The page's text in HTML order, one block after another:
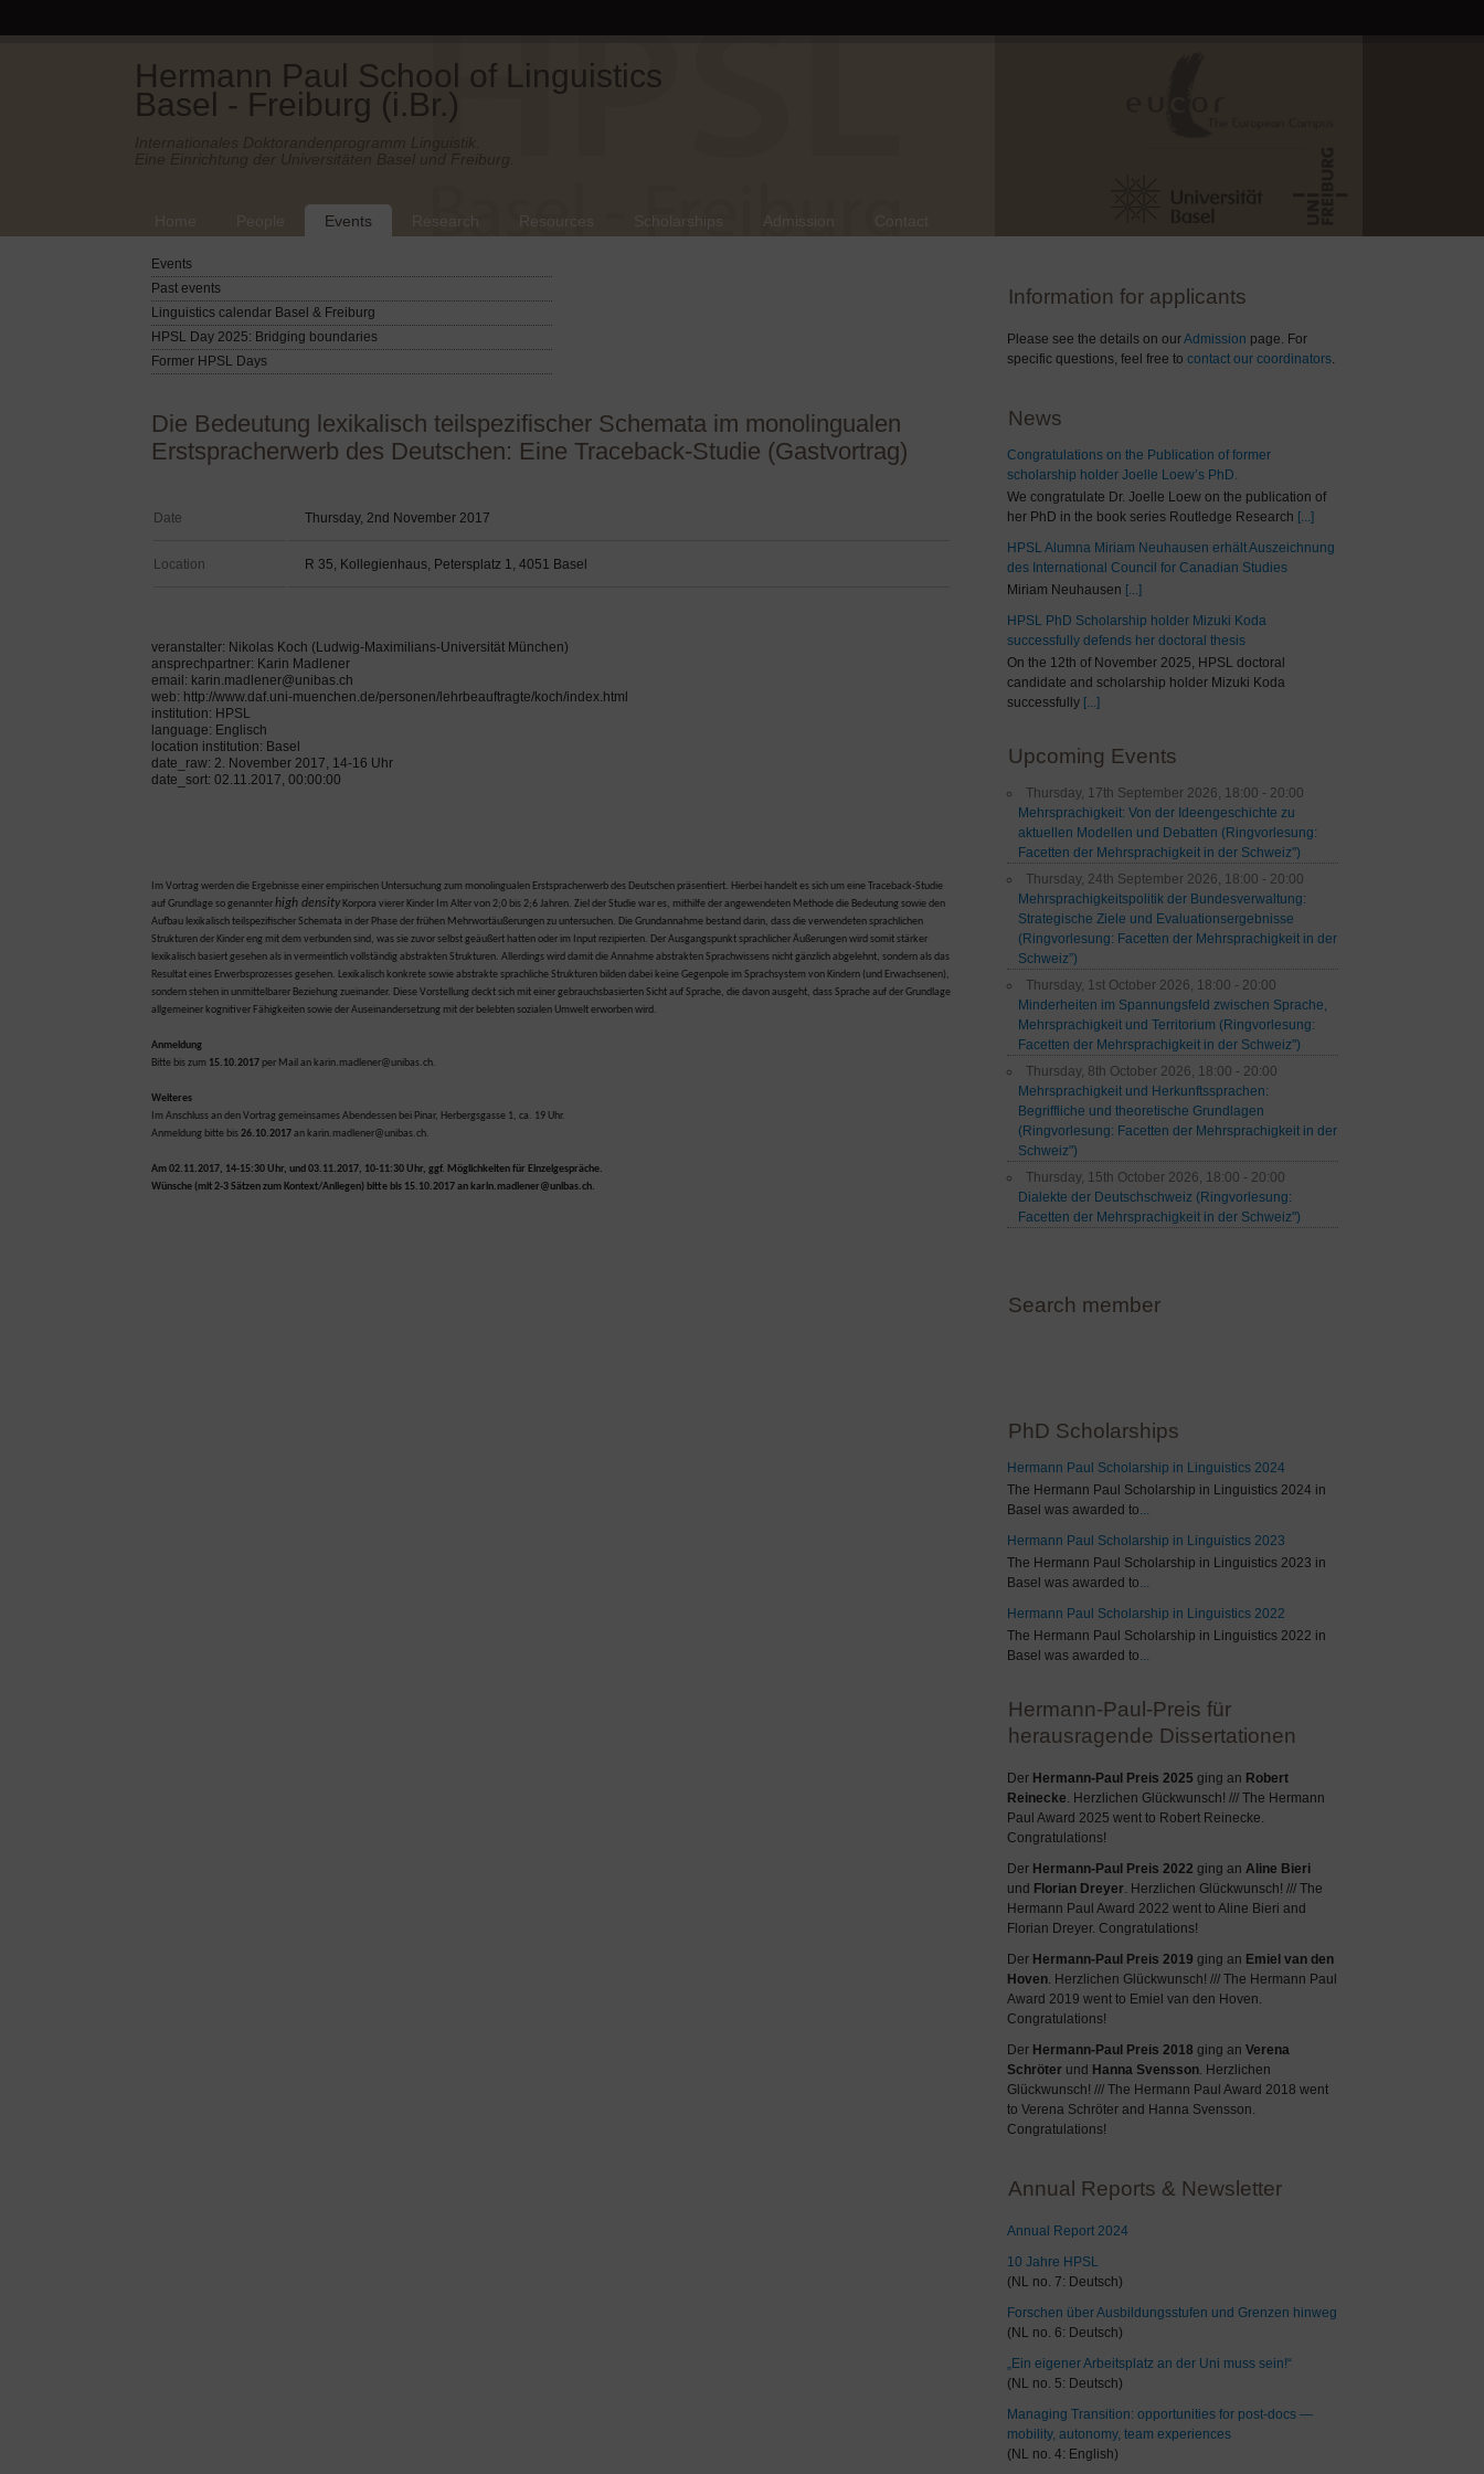
Hermann Paul School of Linguistics
Basel - Freiburg (i.Br.)
Events
Events
Past events
Linguistics calendar Basel & Freiburg
HPSL Day 2025: Bridging boundaries
Former HPSL Days
Die Bedeutung lexikalisch teilspezifischer Schemata im monolingualen
Erstspracherwerb des Deutschen: Eine Traceback-Studie (Gastvortrag)
Date Thursday, 2nd November 2017
Location R 35, Kollegienhaus, Petersplatz 1, 4051 Basel
veranstalter: Nikolas Koch (Ludwig-Maximilians-Universität München)
ansprechpartner: Karin Madlener
email: karin.madlener@unibas.ch
web: http://www.daf.uni-muenchen.de/personen/lehrbeauftragte/koch/index.html
institution: HPSL
language: Englisch
location institution: Basel
date_raw: 2. November 2017, 14-16 Uhr
date_sort: 02.11.2017, 00:00:00
Im Vortrag werden die Ergebnisse einer empirischen Untersuchung zum monolingualen Erstspracherwerb des Deutschen präsentiert. Hierbei handelt es sich um eine Traceback-Studie
auf Grundlage so genannterhigh densityKorpora vierer Kinder Im Alter von 2;0 bis 2;6 Jahren. Ziel der Studie war es, mithilfe der angewendeten Methode die Bedeutung sowie den
Aufbau lexikalisch teilspezifischer Schemata in der Phase der frühen Mehrwortäußerungen zu untersuchen. Die Grundannahme bestand darin, dass die verwendeten sprachlichen
Strukturen der Kinder eng mit dem verbunden sind, was sie zuvor selbst geäußert hatten oder im Input rezipierten. Der Ausgangspunkt sprachlicher Äußerungen wird somit stärker
lexikalisch basiert gesehen als in vermeintlich vollständig abstrakten Strukturen. Allerdings wird damit die Annahme abstrakten Sprachwissens nicht gänzlich abgelehnt, sondern als das
Resultat eines Erwerbsprozesses gesehen. Lexikalisch konkrete sowie abstrakte sprachliche Strukturen bilden dabei keine Gegenpole im Sprachsystem von Kindern (und Erwachsenen),
sondern stehen in unmittelbarer Beziehung zueinander. Diese Vorstellung deckt sich mit einer gebrauchsbasierten Sicht auf Sprache, die davon ausgeht, dass Sprache auf der Grundlage
allgemeiner kognitiver Fähigkeiten sowie der Auseinandersetzung mit der belebten sozialen Umwelt erworben wird.
Anmeldung
Bitte bis zum 15.10.2017 per Mail an karin.madlener@unibas.ch.
Weiteres
Im Anschluss an den Vortrag gemeinsames Abendessen bei Pinar, Herbergsgasse 1, ca. 19 Uhr.
Anmeldung bitte bis26.10.2017an karin.madlener@unibas.ch.
Am 02.11.2017, 14-15:30 Uhr, und 03.11.2017, 10-11:30 Uhr, ggf. Möglichkeiten für Einzelgespräche.
Wünsche (mit 2-3 Sätzen zum Kontext/Anliegen) bitte bis 15.10.2017 an karin.madlener@unibas.ch.
Information for applicants
Please see the details on ourAdmission page. For
specific questions, feel free to contact our coordinators.
News
Congratulations on the Publication of former
scholarship holder Joelle Loew’s PhD.
We congratulate Dr. Joelle Loew on the publication of
her PhD in the book series Routledge Research [...]
HPSL Alumna Miriam Neuhausen erhält Auszeichnung
des International Council for Canadian Studies
Miriam Neuhausen [...]
HPSL PhD Scholarship holder Mizuki Koda
successfully defends her doctoral thesis
On the 12th of November 2025, HPSL doctoral
candidate and scholarship holder Mizuki Koda
successfully [...]
Upcoming Events
Thursday, 17th September 2026, 18:00 - 20:00
Mehrsprachigkeit: Von der Ideengeschichte zu
aktuellen Modellen und Debatten (Ringvorlesung:
Facetten der Mehrsprachigkeit in der Schweiz")
Thursday, 24th September 2026, 18:00 - 20:00
Mehrsprachigkeitspolitik der Bundesverwaltung:
Strategische Ziele und Evaluationsergebnisse
(Ringvorlesung: Facetten der Mehrsprachigkeit in der
Schweiz”)
Thursday, 1st October 2026, 18:00 - 20:00
Minderheiten im Spannungsfeld zwischen Sprache,
Mehrsprachigkeit und Territorium (Ringvorlesung:
Facetten der Mehrsprachigkeit in der Schweiz")
Thursday, 8th October 2026, 18:00 - 20:00
Mehrsprachigkeit und Herkunftssprachen:
Begriffliche und theoretische Grundlagen
(Ringvorlesung: Facetten der Mehrsprachigkeit in der
Schweiz")
Thursday, 15th October 2026, 18:00 - 20:00
Dialekte der Deutschschweiz (Ringvorlesung:
Facetten der Mehrsprachigkeit in der Schweiz")
Search member
PhD Scholarships
Hermann Paul Scholarship in Linguistics 2024
The Hermann Paul Scholarship in Linguistics 2024 in
Basel was awarded to...
Hermann Paul Scholarship in Linguistics 2023
The Hermann Paul Scholarship in Linguistics 2023 in
Basel was awarded to...
Hermann Paul Scholarship in Linguistics 2022
The Hermann Paul Scholarship in Linguistics 2022 in
Basel was awarded to...
Hermann-Paul-Preis für
herausragende Dissertationen
Der Hermann-Paul Preis 2025 ging an Robert
Reinecke. Herzlichen Glückwunsch! /// The Hermann
Paul Award 2025 went to Robert Reinecke.
Congratulations!
Der Hermann-Paul Preis 2022 ging an Aline Bieri
und Florian Dreyer. Herzlichen Glückwunsch! /// The
Hermann Paul Award 2022 went to Aline Bieri and
Florian Dreyer. Congratulations!
Der Hermann-Paul Preis 2019 ging an Emiel van den
Hoven. Herzlichen Glückwunsch! /// The Hermann Paul
Award 2019 went to Emiel van den Hoven.
Congratulations!
Der Hermann-Paul Preis 2018 ging an Verena
Schröter und Hanna Svensson. Herzlichen
Glückwunsch! /// The Hermann Paul Award 2018 went
to Verena Schröter and Hanna Svensson.
Congratulations!
Annual Reports & Newsletter
Annual Report 2024
10 Jahre HPSL
(NL no. 7: Deutsch)
Forschen über Ausbildungsstufen und Grenzen hinweg
(NL no. 6: Deutsch)
„Ein eigener Arbeitsplatz an der Uni muss sein!“
(NL no. 5: Deutsch)
Managing Transition: opportunities for post-docs —
mobility, autonomy, team experiences
(NL no. 4: English)